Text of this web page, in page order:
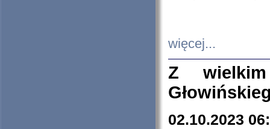
więcej...
Z
02.10.2023